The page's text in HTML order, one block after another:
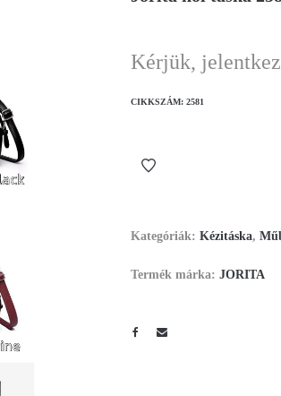
Kérjük,
CIKKSZÁM: 2581
Kategóriák: Kézitáska,
Termék márka: JORITA